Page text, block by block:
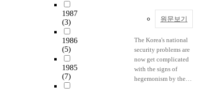
1987
(3)
1986
(5)
1985
(7)
요 근절을 위해서 痲
藥類 濫用者, 中毒者
를 사회적인 被害者.
精神疾患者 또는 치료
보호 받아야 할 患者
로 볼 경우에는 團束
보다는 豫防敎育이 필
요하면 또한 재활 치
원문보기
The Korea's national
security problems are
now get complicated
with the signs of
hegemonism by the